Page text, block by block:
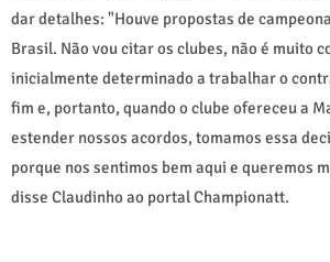
dar detalhes: "Houve propostas de
Brasil. Não vou citar os clubes, não é muito
inicialmente determinado a trabalhar o
fim e, portanto, quando o clube ofereceu a
estender nossos acordos, tomamos essa
porque nos sentimos bem aqui e queremos
disse Claudinho ao portal Championatt.